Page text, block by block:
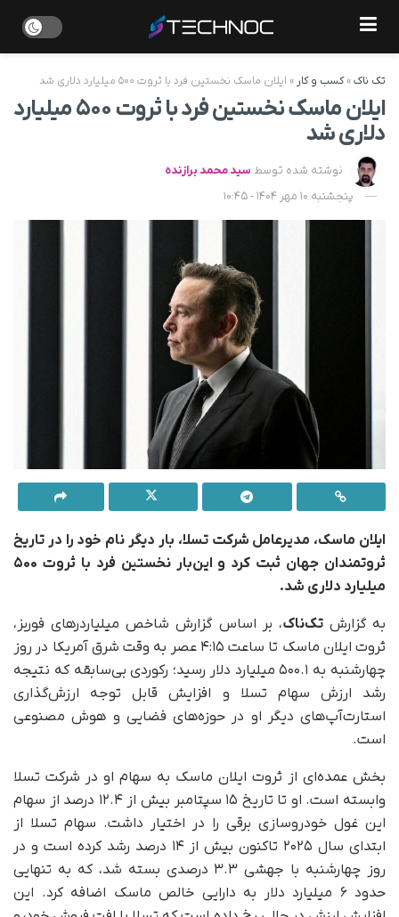
تک ناک»کسب و کار » ایلان ماسک نخستین فرد با ثروت ۵۰۰ میلیارد دلاری شد
ایلان ماسک نخستین فرد با ثروت ۵۰۰ میلیارد
دلاری شد
نوشته شده توسط سید محمد برازنده
پنجشنبه 10 مهر 1404 - 10:45
ایلان ماسک، مدیرعامل شرکت تسلا، بار دیگر نام خود را در تاریخ
ثروتمندان جهان ثبت کرد و این‌بار نخستین فرد با ثروت ۵۰۰
میلیارد دلاری شد.
به گزارشتک‌ناک، بر اساس گزارش شاخص میلیاردرهای فوربز،
ثروت ایلان ماسک تا ساعت ۴:۱۵ عصر به وقت شرق آمریکا در روز
چهارشنبه به ۵۰۰.۱ میلیارد دلار رسید؛ رکوردی بی‌سابقه که نتیجه
رشد ارزش سهام تسلا و افزایش قابل توجه ارزش‌گذاری
استارت‌آپ‌های دیگر او در حوزه‌های فضایی و هوش مصنوعی
است.
بخش عمده‌ای از ثروت ایلان ماسک به سهام او در شرکت تسلا
وابسته است. او تا تاریخ ۱۵ سپتامبر بیش از ۱۲.۴ درصد از سهام
این غول خودروسازی برقی را در اختیار داشت. سهام تسلا از
ابتدای سال ۲۰۲۵ تاکنون بیش از ۱۴ درصد رشد کرده است و در
روز چهارشنبه با جهشی ۳.۳ درصدی بسته شد، که به‌ تنهایی
حدود ۶ میلیارد دلار به دارایی خالص ماسک اضافه کرد. این